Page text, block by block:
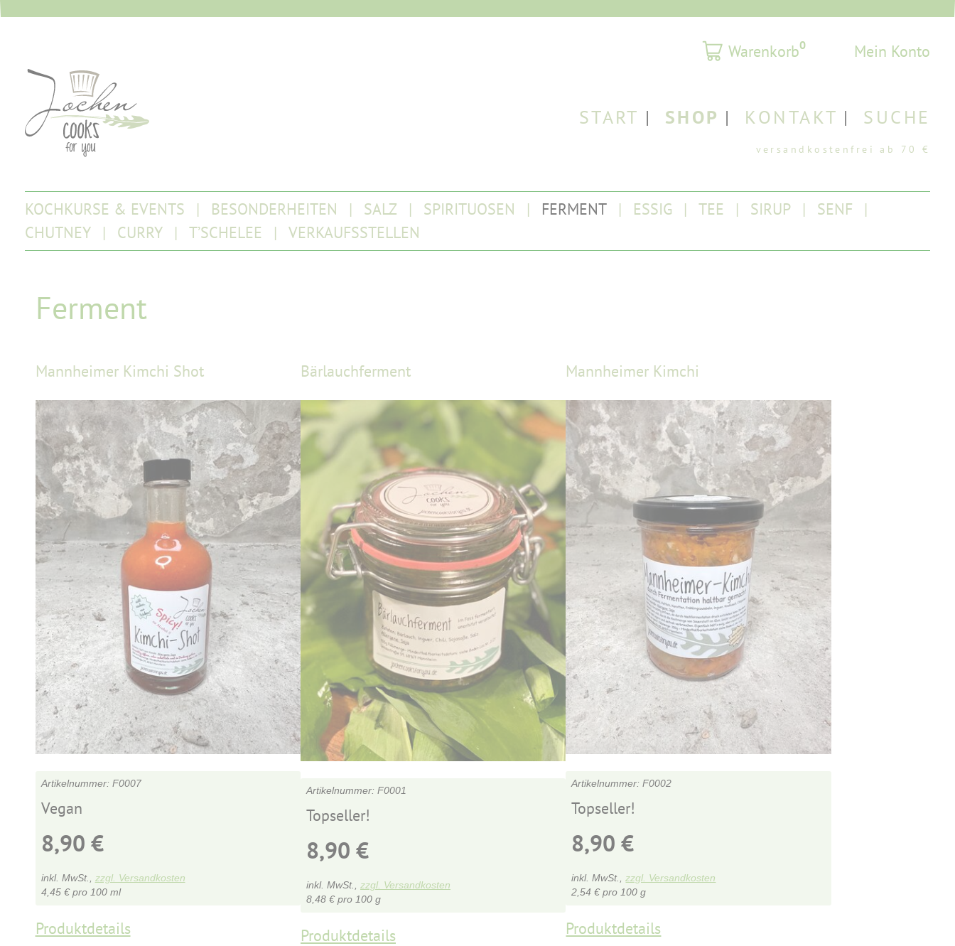
Warenkorb0 Mein Konto
START SHOP KONTAKT SUCHE
KOCHKURSE & EVENTS BESONDERHEITEN SALZ SPIRITUOSEN FERMENT ESSIG TEE SIRUP
SENF
CHUTNEY
CURRY T’SCHELEE VERKAUFSSTELLEN
Ferment
Mannheimer Kimchi Shot
F0007
Vegan
8,90 €
inkl. MwSt., zzgl. Versandkosten
4,45 €pro 100 ml
Produktdetails
Bärlauchferment
F0001
Topseller!
8,90 €
inkl. MwSt., zzgl. Versandkosten
8,48 € pro 100 g
Produktdetails
Mannheimer Kimchi
F0002
Topseller!
8,90€
inkl. MwSt.,zzgl. Versandkosten
2,54€ pro 100 g
Produktdetails